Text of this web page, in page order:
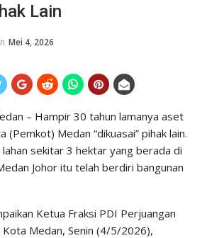
Lain
Mei 4, 2026
– Hampir 30 tahun lamanya aset
(Pemkot) Medan “dikuasai” pihak lain.
sekitar 3 hektar yang berada di
Johor itu telah berdiri bangunan
Ketua Fraksi PDI Perjuangan
Kota Medan, Senin (4/5/2026),